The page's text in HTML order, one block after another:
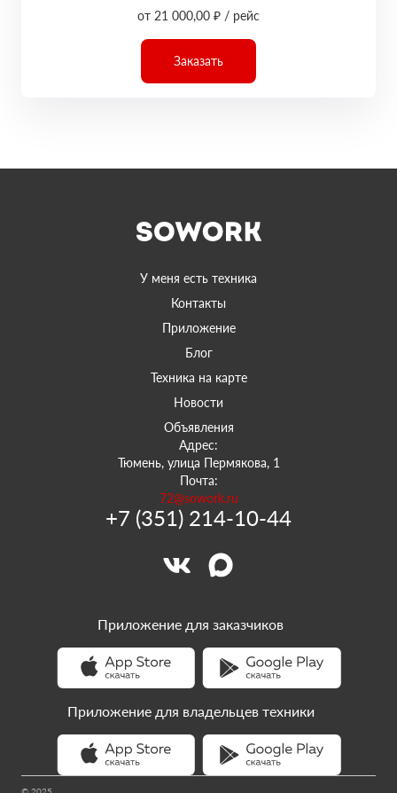
от 21 000,00 ₽ / рейс
Заказать
У меня есть техника
Контакты
Приложение
Блог
Техника на карте
Новости
Объявления
Адрес:
Тюмень, улица Пермякова, 1
Почта:
72@sowork.ru
+7 (351) 214-10-44
Приложение для заказчиков
Приложение для владельцев техники